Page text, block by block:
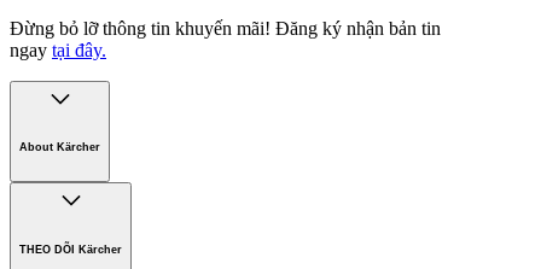
Đừng bỏ lỡ thông tin khuyến mãi! Đăng ký nhận bản tin
ngay tại đây.
About Kärcher
Công ty Karcher
Tuyển dụng
THEO DÕI Kärcher